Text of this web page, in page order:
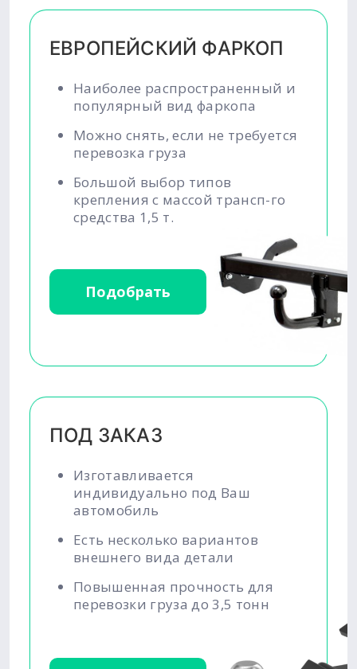
ЕВРОПЕЙСКИЙ ФАРКОП
Наиболее распространенный и
популярный вид фаркопа
Можно снять, если не требуется
перевозка груза
Большой выбор типов
крепления с массой трансп-го
средства 1,5 т.
Подобрать
ПОД ЗАКАЗ
Изготавливается
индивидуально под Ваш
автомобиль
Есть несколько вариантов
внешнего вида детали
Повышенная прочность для
перевозки груза до 3,5 тонн